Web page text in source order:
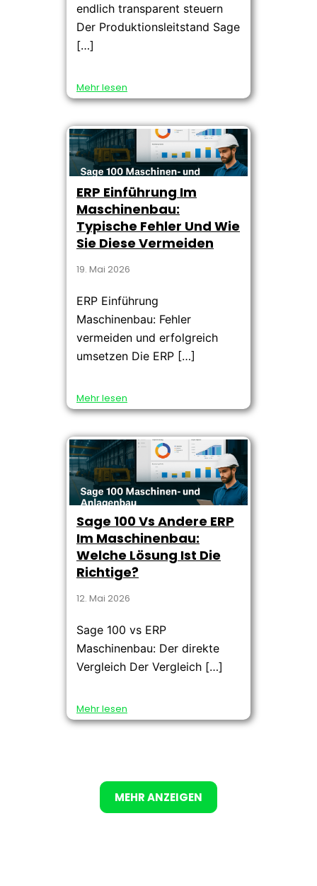
endlich transparent steuern
Der Produktionsleitstand Sage
[…]
Mehr lesen
ERP Einführung Im
Maschinenbau:
Typische Fehler Und Wie
Sie Diese Vermeiden
19. Mai 2026
ERP Einführung
Maschinenbau: Fehler
vermeiden und erfolgreich
umsetzen Die ERP […]
Mehr lesen
Sage 100 Vs Andere ERP
Im Maschinenbau:
Welche Lösung Ist Die
Richtige?
12. Mai 2026
Sage 100 vs ERP
Maschinenbau: Der direkte
Vergleich Der Vergleich […]
Mehr lesen
MEHR ANZEIGEN